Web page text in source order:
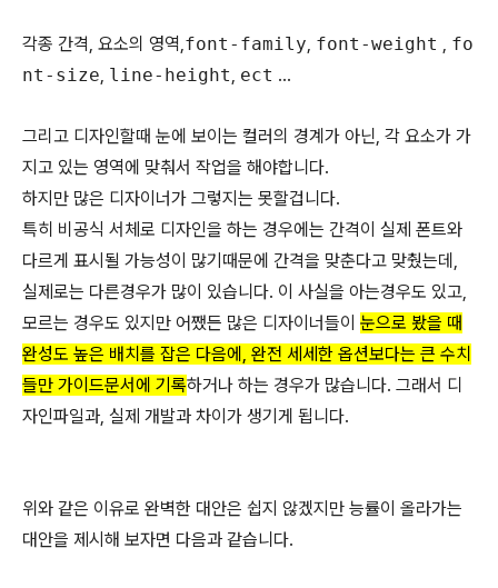
각종 간격, 요소의 영역, font-family font-weight
fo
nt-size line-height ect ...
그리고 디자인할때 눈에 보이는 컬러의 경계가 아닌, 각 요소가 가
지고 있는 영역에 맞춰서 작업을 해야합니다.
하지만 많은 디자이너가 그렇지는 못할겁니다.
특히 비공식 서체로 디자인을 하는 경우에는 간격이 실제 폰트와
다르게 표시될 가능성이 많기때문에 간격을 맞춘다고 맞췄는데,
실제로는 다른경우가 많이 있습니다. 이 사실을 아는경우도 있고,
모르는 경우도 있지만 어쨌든 많은 디자이너들이 눈으로 봤을 때
완성도 높은 배치를 잡은 다음에, 완전 세세한 옵션보다는 큰 수치
들만 가이드문서에 기록하거나 하는 경우가 많습니다. 그래서 디
자인파일과, 실제 개발과 차이가 생기게 됩니다.
위와 같은 이유로 완벽한 대안은 쉽지 않겠지만 능률이 올라가는
대안을 제시해 보자면 다음과 같습니다.